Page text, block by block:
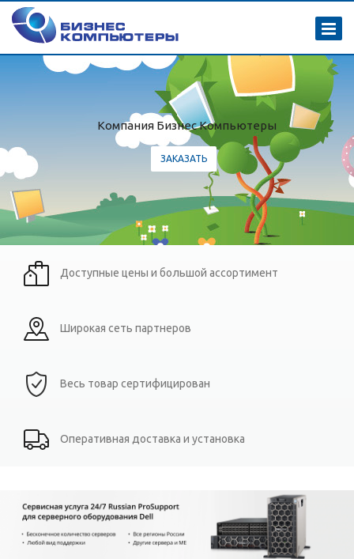
Компания Бизнес Компьютеры
ЗАКАЗАТЬ
Доступные цены и большой ассортимент
Широкая сеть партнеров
Весь товар сертифицирован
Оперативная доставка и установка